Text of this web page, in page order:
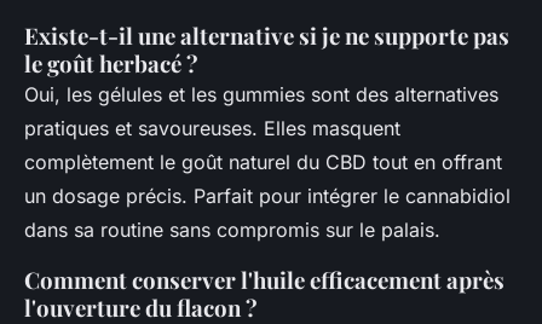
Existe-t-il une alternative si je ne supporte pas
le goût herbacé ?
Oui, les gélules et les gummies sont des alternatives
pratiques et savoureuses. Elles masquent
complètement le goût naturel du CBD tout en offrant
un dosage précis. Parfait pour intégrer le cannabidiol
dans sa routine sans compromis sur le palais.
Comment conserver l'huile efficacement après
l'ouverture du flacon ?